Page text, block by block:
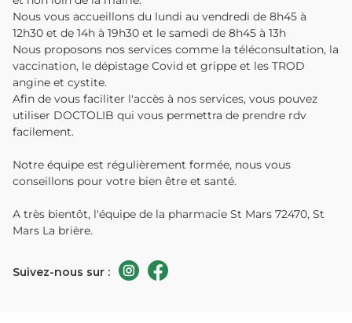
Nous vous accueillons du lundi au vendredi de 8h45 à
12h30 et de 14h à 19h30 et le samedi de 8h45 à 13h
Nous proposons nos services comme la téléconsultation, la
vaccination, le dépistage Covid et grippe et les TROD
angine et cystite.
Afin de vous faciliter l'accès à nos services, vous pouvez
utiliser DOCTOLIB qui vous permettra de prendre rdv
facilement.
Notre équipe est régulièrement formée, nous vous
conseillons pour votre bien être et santé.
A très bientôt, l'équipe de la pharmacie St Mars 72470, St
Mars La brière.
Suivez-nous sur :